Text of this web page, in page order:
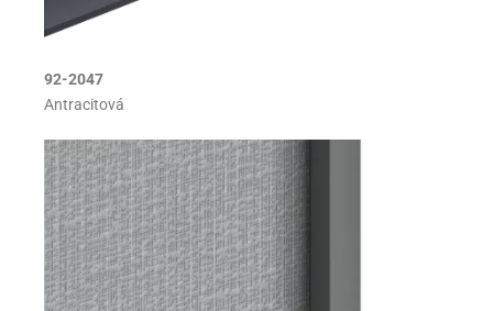
92-2047
Antracitová